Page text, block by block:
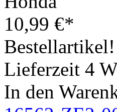
10,99 €*
Bestellartikel!
Lieferzeit 4
In den